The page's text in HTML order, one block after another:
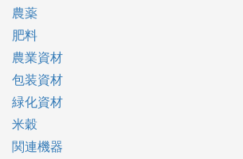
農薬
肥料
農業資材
包装資材
緑化資材
米穀
関連機器